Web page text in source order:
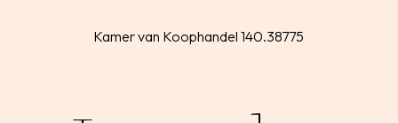
Kamer van Koophandel 140.38775